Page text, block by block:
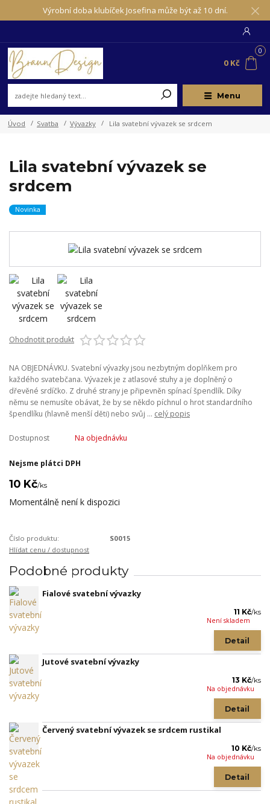
Výrobní doba klubíček Josefina může být až 10 dní.
Menu
0
0 Kč
Úvod Svatba Vývazky Lila svatební vývazek se srdcem
Lila svatební vývazek se
srdcem
Novinka
Ohodnotit produkt
NA OBJEDNÁVKU. Svatební vývazky jsou nezbytným doplňkem pro
každého svatebčana. Vývazek je z atlasové stuhy a je doplněný o
dřevěné srdíčko. Z druhé strany je připevněn spínací špendlík. Díky
němu se nemusíte obávat, že by se někdo píchnul o hrot standardního
špendlíku (hlavně menší děti) nebo svůj ... celý popis
Dostupnost Na objednávku
Nejsme plátci DPH
10 Kč/ks
Momentálně není k dispozici
Číslo produktu:
S0015
Hlídat cenu / dostupnost
Podobné produkty
Fialové svatební vývazky
11 Kč/ks
Není skladem
Detail
Jutové svatební vývazky
13 Kč/ks
Na objednávku
Detail
Červený svatební vývazek se srdcem rustikal
10 Kč/ks
Na objednávku
Detail